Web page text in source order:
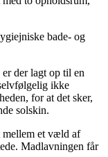
bade- og
der lagt op til en
ikke
for at det sker,
solskin.
mellem et væld af
Madlavningen får